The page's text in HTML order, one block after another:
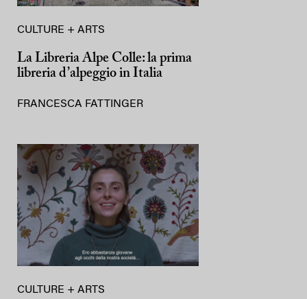
CULTURE + ARTS
La Libreria Alpe Colle: la prima
libreria d’alpeggio in Italia
FRANCESCA FATTINGER
CULTURE + ARTS